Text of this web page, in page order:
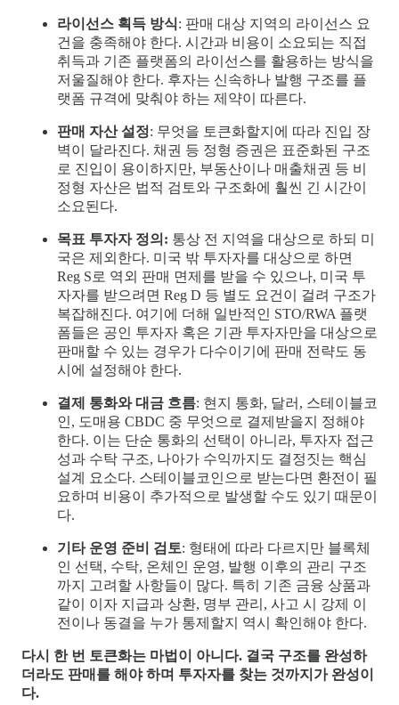
라이선스 획득 방식: 판매 대상 지역의 라이선스 요
건을 충족해야 한다. 시간과 비용이 소요되는 직접
취득과 기존 플랫폼의 라이선스를 활용하는 방식을
저울질해야 한다. 후자는 신속하나 발행 구조를 플
랫폼 규격에 맞춰야 하는 제약이 따른다.
판매 자산 설정: 무엇을 토큰화할지에 따라 진입 장
벽이 달라진다. 채권 등 정형 증권은 표준화된 구조
로 진입이 용이하지만, 부동산이나 매출채권 등 비
정형 자산은 법적 검토와 구조화에 훨씬 긴 시간이
소요된다.
목표 투자자 정의: 통상 전 지역을 대상으로 하되 미
국은 제외한다. 미국 밖 투자자를 대상으로 하면
Reg S로 역외 판매 면제를 받을 수 있으나, 미국 투
자자를 받으려면 Reg D 등 별도 요건이 걸려 구조가
복잡해진다. 여기에 더해 일반적인 STO/RWA 플랫
폼들은 공인 투자자 혹은 기관 투자자만을 대상으로
판매할 수 있는 경우가 다수이기에 판매 전략도 동
시에 설정해야 한다.
결제 통화와 대금 흐름: 현지 통화, 달러, 스테이블코
인, 도매용 CBDC 중 무엇으로 결제받을지 정해야
한다. 이는 단순 통화의 선택이 아니라, 투자자 접근
성과 수탁 구조, 나아가 수익까지도 결정짓는 핵심
설계 요소다. 스테이블코인으로 받는다면 환전이 필
요하며 비용이 추가적으로 발생할 수도 있기 때문이
다.
기타 운영 준비 검토: 형태에 따라 다르지만 블록체
인 선택, 수탁, 온체인 운영, 발행 이후의 관리 구조
까지 고려할 사항들이 많다. 특히 기존 금융 상품과
같이 이자 지급과 상환, 명부 관리, 사고 시 강제 이
전이나 동결을 누가 통제할지 역시 확인해야 한다.
다시 한 번 토큰화는 마법이 아니다. 결국 구조를 완성하
더라도 판매를 해야 하며 투자자를 찾는 것까지가 완성이
다.